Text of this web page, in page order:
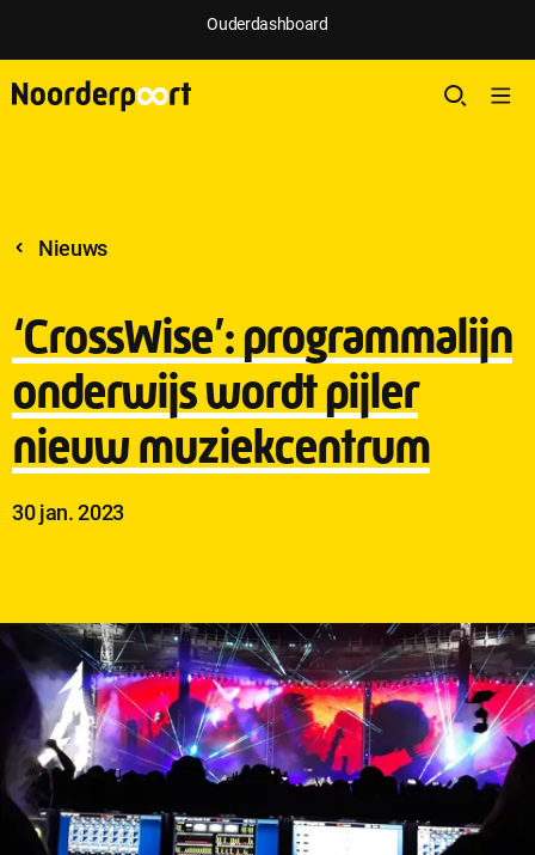
Ouderdashboard
Nieuws
‘CrossWise’: programmalijn
onderwijs wordt pijler
nieuw muziekcentrum
Publicatie
30 jan. 2023